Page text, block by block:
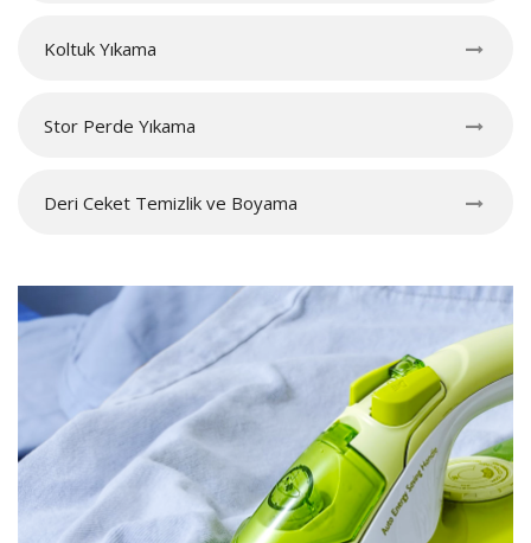
Koltuk Yıkama
Stor Perde Yıkama
Deri Ceket Temizlik ve Boyama